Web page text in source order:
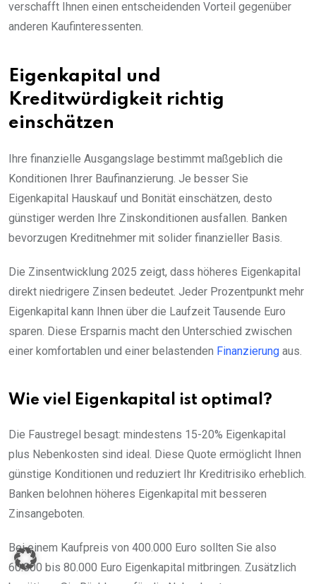
verschafft Ihnen einen entscheidenden Vorteil gegenüber
anderen Kaufinteressenten.
Eigenkapital und
Kreditwürdigkeit richtig
einschätzen
Ihre finanzielle Ausgangslage bestimmt maßgeblich die
Konditionen Ihrer Baufinanzierung. Je besser Sie
Eigenkapital Hauskauf und Bonität einschätzen, desto
günstiger werden Ihre Zinskonditionen ausfallen. Banken
bevorzugen Kreditnehmer mit solider finanzieller Basis.
Die Zinsentwicklung 2025 zeigt, dass höheres Eigenkapital
direkt niedrigere Zinsen bedeutet. Jeder Prozentpunkt mehr
Eigenkapital kann Ihnen über die Laufzeit Tausende Euro
sparen. Diese Ersparnis macht den Unterschied zwischen
einer komfortablen und einer belastenden Finanzierung aus.
Wie viel Eigenkapital ist optimal?
Die Faustregel besagt: mindestens 15-20% Eigenkapital
plus Nebenkosten sind ideal. Diese Quote ermöglicht Ihnen
günstige Konditionen und reduziert Ihr Kreditrisiko erheblich.
Banken belohnen höheres Eigenkapital mit besseren
Zinsangeboten.
Bei einem Kaufpreis von 400.000 Euro sollten Sie also
60.000 bis 80.000 Euro Eigenkapital mitbringen. Zusätzlich